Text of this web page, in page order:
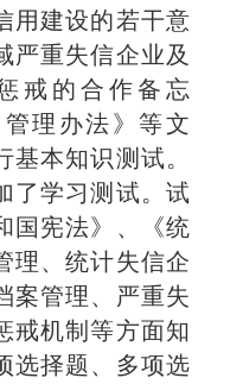
用建设的若干意
严重失信企业及
戒的合作备忘
理办法》等文
本知识测试。
了学习测试。试
国 宪法》、《统
理、统计失信企
案管理、严重失
戒机制等方面知
选择题、多项选